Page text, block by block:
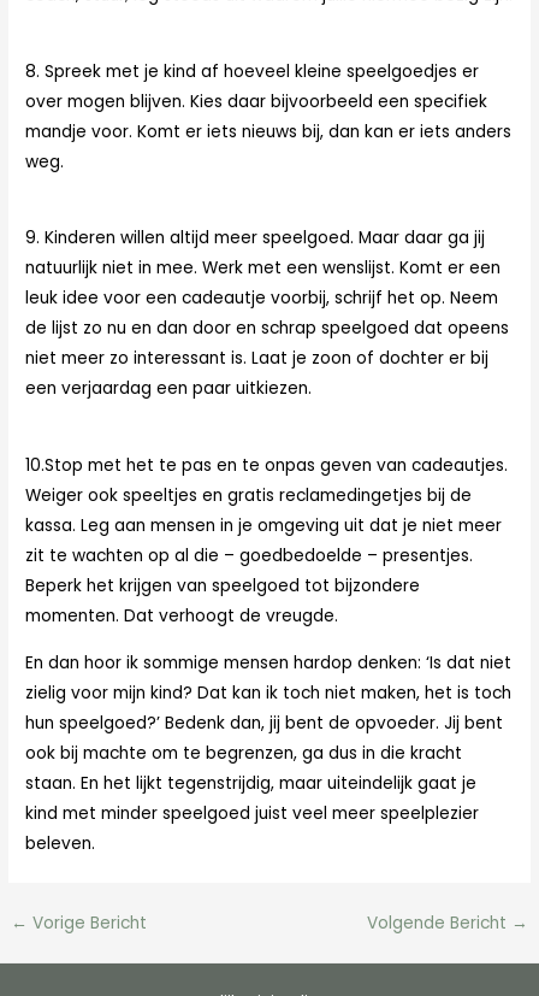
8. Spreek met je kind af hoeveel kleine speelgoedjes er
over mogen blijven. Kies daar bijvoorbeeld een specifiek
mandje voor. Komt er iets nieuws bij, dan kan er iets anders
weg.
9. Kinderen willen altijd meer speelgoed. Maar daar ga jij
natuurlijk niet in mee. Werk met een wenslijst. Komt er een
leuk idee voor een cadeautje voorbij, schrijf het op. Neem
de lijst zo nu en dan door en schrap speelgoed dat opeens
niet meer zo interessant is. Laat je zoon of dochter er bij
een verjaardag een paar uitkiezen.
10.Stop met het te pas en te onpas geven van cadeautjes.
Weiger ook speeltjes en gratis reclamedingetjes bij de
kassa. Leg aan mensen in je omgeving uit dat je niet meer
zit te wachten op al die – goedbedoelde – presentjes.
Beperk het krijgen van speelgoed tot bijzondere
momenten. Dat verhoogt de vreugde.
En dan hoor ik sommige mensen hardop denken: ‘Is dat niet
zielig voor mijn kind? Dat kan ik toch niet maken, het is toch
hun speelgoed?’ Bedenk dan, jij bent de opvoeder. Jij bent
ook bij machte om te begrenzen, ga dus in die kracht
staan. En het lijkt tegenstrijdig, maar uiteindelijk gaat je
kind met minder speelgoed juist veel meer speelplezier
beleven.
← Vorige Bericht Volgende Bericht →